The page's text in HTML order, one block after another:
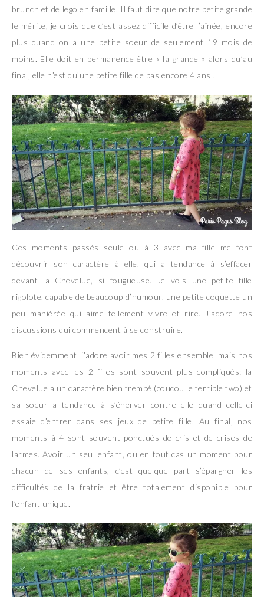
brunch et de lego en famille. Il faut dire que notre petite grande
le mérite, je crois que c’est assez difficile d’être l’aînée, encore
plus quand on a une petite soeur de seulement 19 mois de
moins. Elle doit en permanence être « la grande » alors qu’au
final, elle n’est qu’une petite fille de pas encore 4 ans !
Ces moments passés seule ou à 3 avec ma fille me font
découvrir son caractère à elle, qui a tendance à s’effacer
devant la Chevelue, si fougueuse. Je vois une petite fille
rigolote, capable de beaucoup d’humour, une petite coquette un
peu maniérée qui aime tellement vivre et rire. J’adore nos
discussions qui commencent à se construire.
Bien évidemment, j’adore avoir mes 2 filles ensemble, mais nos
moments avec les 2 filles sont souvent plus compliqués: la
Chevelue a un caractère bien trempé (coucou le terrible two) et
sa soeur a tendance à s’énerver contre elle quand celle-ci
essaie d’entrer dans ses jeux de petite fille. Au final, nos
moments à 4 sont souvent ponctués de cris et de crises de
larmes. Avoir un seul enfant, ou en tout cas un moment pour
chacun de ses enfants, c’est quelque part s’épargner les
difficultés de la fratrie et être totalement disponible pour
l’enfant unique.